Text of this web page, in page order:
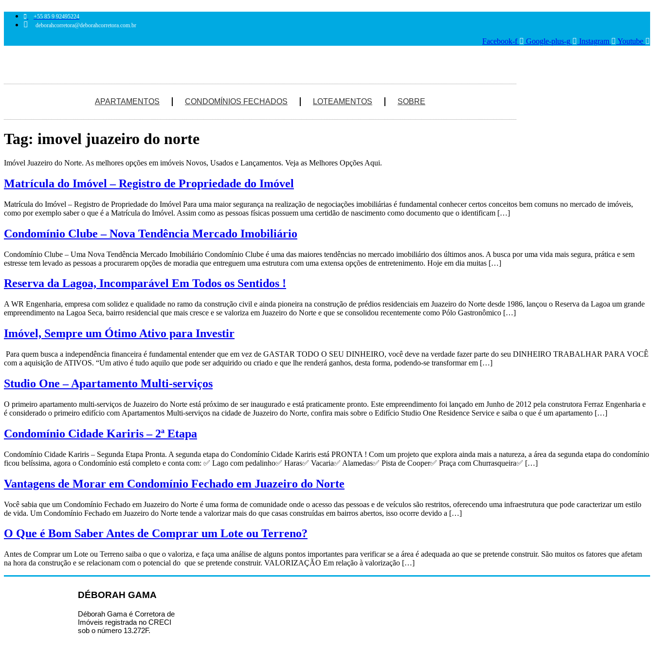
para
+55 85 9 92495224
deborahcorretora@deborahcorretora.com.br
Facebook-f Google-plus-g Instagram Youtube
APARTAMENTOS CONDOMÍNIOS FECHADOS LOTEAMENTOS SOBRE
Tag: imovel juazeiro do norte
Imóvel Juazeiro do Norte. As melhores opções em imóveis Novos, Usados e Lançamentos. Veja as Melhores Opções Aqui.
Matrícula do Imóvel – Registro de Propriedade do Imóvel
Matrícula do Imóvel – Registro de Propriedade do Imóvel Para uma maior segurança na realização de negociações imobiliárias é fundamental conhecer certos conceitos bem comuns no mercado de imóveis,
como por exemplo saber o que é a Matrícula do Imóvel. Assim como as pessoas físicas possuem uma certidão de nascimento como documento que o identificam […]
Condomínio Clube – Nova Tendência Mercado Imobiliário
Condomínio Clube – Uma Nova Tendência Mercado Imobiliário Condomínio Clube é uma das maiores tendências no mercado imobiliário dos últimos anos. A busca por uma vida mais segura, prática e sem
estresse tem levado as pessoas a procurarem opções de moradia que entreguem uma estrutura com uma extensa opções de entretenimento. Hoje em dia muitas […]
Reserva da Lagoa, Incomparável Em Todos os Sentidos !
A WR Engenharia, empresa com solidez e qualidade no ramo da construção civil e ainda pioneira na construção de prédios residenciais em Juazeiro do Norte desde 1986, lançou o Reserva da Lagoa um grande
empreendimento na Lagoa Seca, bairro residencial que mais cresce e se valoriza em Juazeiro do Norte e que se consolidou recentemente como Pólo Gastronômico […]
Imóvel, Sempre um Ótimo Ativo para Investir
Para quem busca a independência financeira é fundamental entender que em vez de GASTAR TODO O SEU DINHEIRO, você deve na verdade fazer parte do seu DINHEIRO TRABALHAR PARA VOCÊ
com a aquisição de ATIVOS. “Um ativo é tudo aquilo que pode ser adquirido ou criado e que lhe renderá ganhos, desta forma, podendo-se transformar em […]
Studio One – Apartamento Multi-serviços
O primeiro apartamento multi-serviços de Juazeiro do Norte está próximo de ser inaugurado e está praticamente pronto. Este empreendimento foi lançado em Junho de 2012 pela construtora Ferraz Engenharia e
é considerado o primeiro edifício com Apartamentos Multi-serviços na cidade de Juazeiro do Norte, confira mais sobre o Edifício Studio One Residence Service e saiba o que é um apartamento […]
Condomínio Cidade Kariris – 2ª Etapa
Condomínio Cidade Kariris – Segunda Etapa Pronta. A segunda etapa do Condomínio Cidade Kariris está PRONTA ! Com um projeto que explora ainda mais a natureza, a área da segunda etapa do condomínio
ficou belíssima, agora o Condomínio está completo e conta com: ✅ Lago com pedalinho✅ Haras✅ Vacaria✅ Alamedas✅ Pista de Cooper✅ Praça com Churrasqueira✅ […]
Vantagens de Morar em Condomínio Fechado em Juazeiro do Norte
Você sabia que um Condomínio Fechado em Juazeiro do Norte é uma forma de comunidade onde o acesso das pessoas e de veículos são restritos, oferecendo uma infraestrutura que pode caracterizar um estilo
de vida. Um Condomínio Fechado em Juazeiro do Norte tende a valorizar mais do que casas construídas em bairros abertos, isso ocorre devido a […]
O Que é Bom Saber Antes de Comprar um Lote ou Terreno?
Antes de Comprar um Lote ou Terreno saiba o que o valoriza, e faça uma análise de alguns pontos importantes para verificar se a área é adequada ao que se pretende construir. São muitos os fatores que afetam
na hora da construção e se relacionam com o potencial do que se pretende construir. VALORIZAÇÃO Em relação à valorização […]
DÉBORAH GAMA
Déborah Gama é Corretora de
Imóveis registrada no CRECI
sob o número 13.272F.